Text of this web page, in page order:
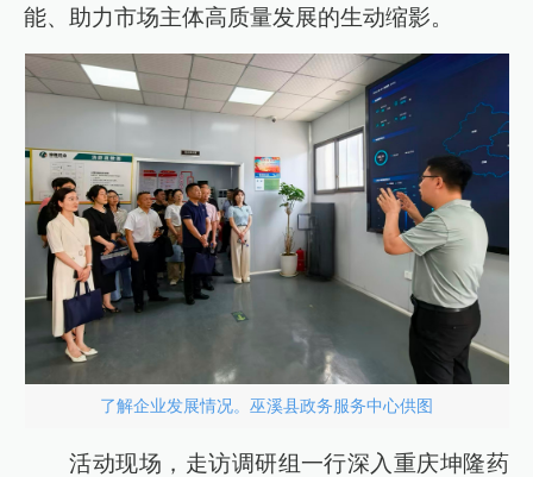
能、助力市场主体高质量发展的生动缩影。
了解企业发展情况。巫溪县政务服务中心供图
活动现场，走访调研组一行深入重庆坤隆药